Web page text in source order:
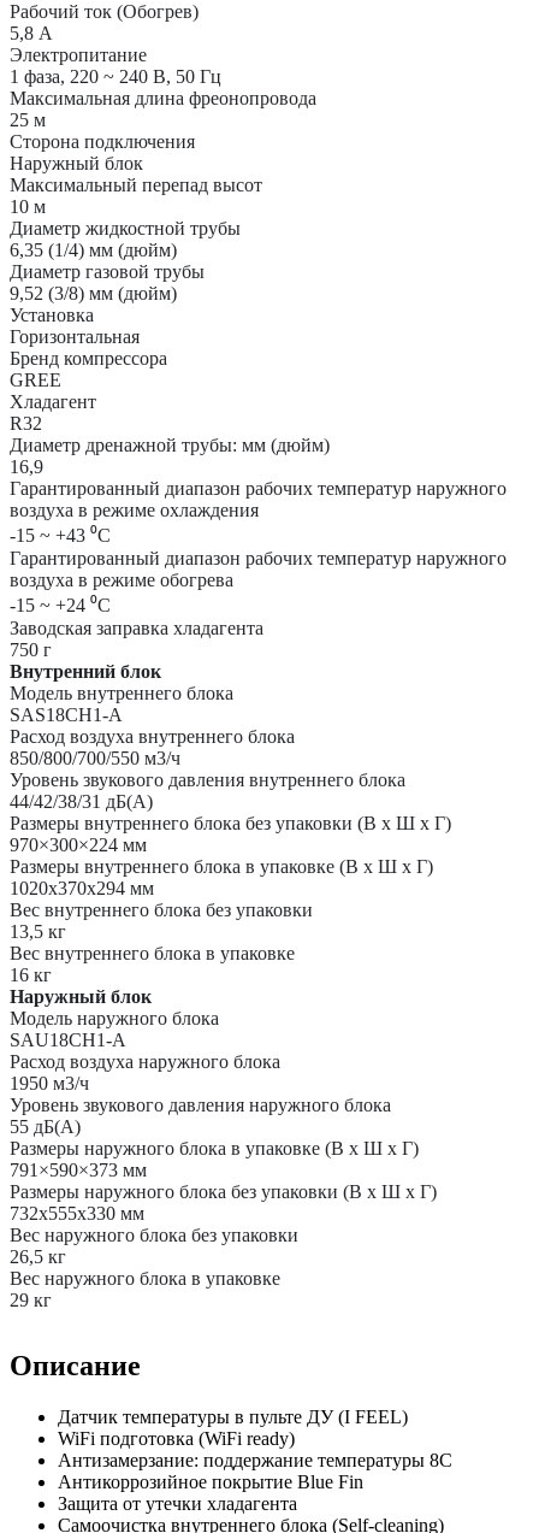
Рабочий ток (Обогрев)
5,8 А
Электропитание
1 фаза, 220 ~ 240 В, 50 Гц
Максимальная длина фреонопровода
25 м
Сторона подключения
Наружный блок
Максимальный перепад высот
10 м
Диаметр жидкостной трубы
6,35 (1/4) мм (дюйм)
Диаметр газовой трубы
9,52 (3/8) мм (дюйм)
Установка
Горизонтальная
Бренд компрессора
GREE
Хладагент
R32
Диаметр дренажной трубы: мм (дюйм)
16,9
Гарантированный диапазон рабочих температур наружного
воздуха в режиме охлаждения
-15 ~ +43 ⁰С
Гарантированный диапазон рабочих температур наружного
воздуха в режиме обогрева
-15 ~ +24 ⁰С
Заводская заправка хладагента
750 г
Внутренний блок
Модель внутреннего блока
SAS18CH1-A
Расход воздуха внутреннего блока
850/800/700/550 м3/ч
Уровень звукового давления внутреннего блока
44/42/38/31 дБ(А)
Размеры внутреннего блока без упаковки (В х Ш х Г)
970×300×224 мм
Размеры внутреннего блока в упаковке (В х Ш х Г)
1020x370x294 мм
Вес внутреннего блока без упаковки
13,5 кг
Вес внутреннего блока в упаковке
16 кг
Наружный блок
Модель наружного блока
SAU18CH1-A
Расход воздуха наружного блока
1950 м3/ч
Уровень звукового давления наружного блока
55 дБ(А)
Размеры наружного блока в упаковке (В х Ш х Г)
791×590×373 мм
Размеры наружного блока без упаковки (В х Ш х Г)
732х555х330 мм
Вес наружного блока без упаковки
26,5 кг
Вес наружного блока в упаковке
29 кг
Описание
Датчик температуры в пульте ДУ (I FEEL)
WiFi подготовка (WiFi ready)
Антизамерзание: поддержание температуры 8С
Антикоррозийное покрытие Blue Fin
Защита от утечки хладагента
Самоочистка внутреннего блока (Self-cleaning)